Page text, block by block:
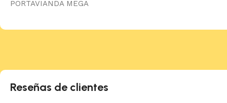
PORTAVIANDA MEGA
Reseñas de clientes